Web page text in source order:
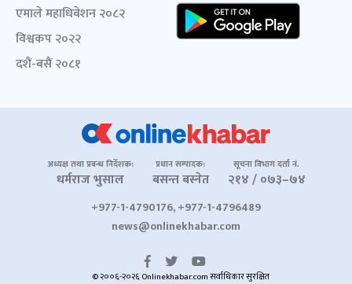
एमाले महाधिवेशन २०८२
विश्वकप २०२२
दशैं-बसैं २०८१
अध्यक्ष तथा प्रबन्ध निर्देशक:
धर्मराज भुसाल
प्रधान सम्पादक:
बसन्त बस्नेत
सूचना विभाग दर्ता नं.
२१४ / ०७३–७४
+977-1-4790176, +977-1-4796489
news@onlinekhabar.com
© २००६-२०२६ Onlinekhabar.com सर्वाधिकार सुरक्षित